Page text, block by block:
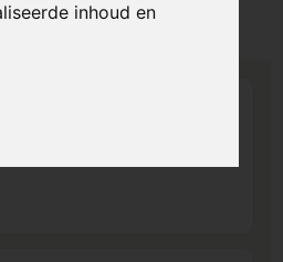
inhoud en
BTW)